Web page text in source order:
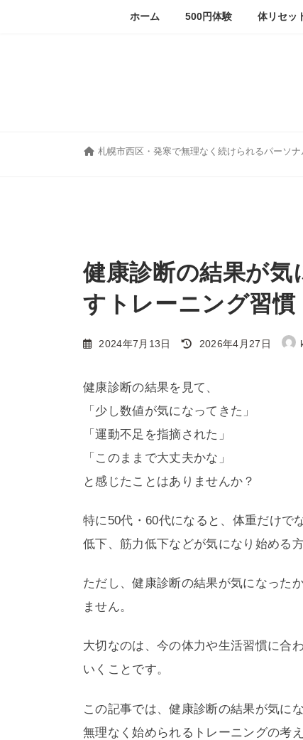
ホーム 500円体験 体リセッ
札幌市西区・発寒で無理なく続けられるパーソナ
健康診断の結果が気
すトレーニング習慣
2024年7月13日
最
日
時
:
2026年4月27日
健康診断の結果を見て、
「少し数値が気になってきた」
「運動不足を指摘された」
「このままで大丈夫かな」
と感じたことはありませんか？
特に50代・60代になると、体重だけで
低下、筋力低下などが気になり始める
ただし、健康診断の結果が気になった
ません。
大切なのは、今の体力や生活習慣に合
いくことです。
この記事では、健康診断の結果が気に
無理なく始められるトレーニングの考